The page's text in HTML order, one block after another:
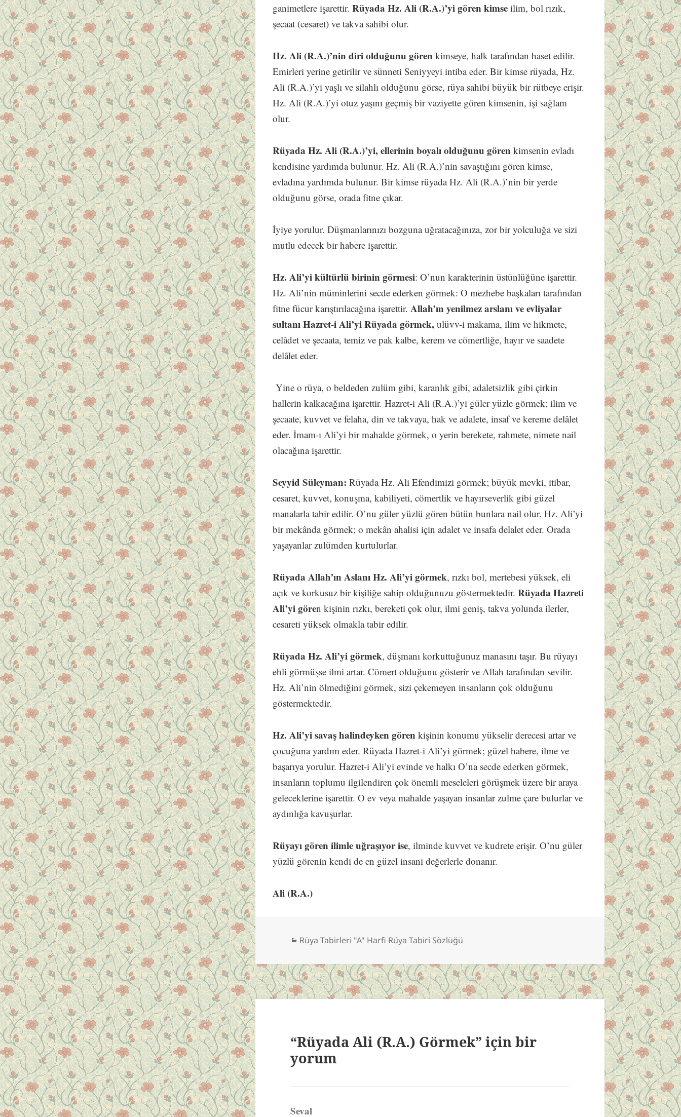
ganimetlere işarettir.Rüyada Hz. Ali (R.A.)’yi gören kimse ilim, bol rızık,
şecaat (cesaret) ve takva sahibi olur.
Hz. Ali (R.A.)’nin diri olduğunu gören kimseye, halk tarafından haset edilir.
Emirleri yerine getirilir ve sünneti Seniyyeyi intiba eder. Bir kimse rüyada, Hz.
Ali (R.A.)’yi yaşlı ve silahlı olduğunu görse, rüya sahibi büyük bir rütbeye erişir.
Hz. Ali (R.A.)’yi otuz yaşını geçmiş bir vaziyette gören kimsenin, işi sağlam
olur.
Rüyada Hz. Ali (R.A.)’yi, ellerinin boyalı olduğunu gören kimsenin evladı
kendisine yardımda bulunur. Hz. Ali (R.A.)’nin savaştığını gören kimse,
evladına yardımda bulunur. Bir kimse rüyada Hz. Ali (R.A.)’nin bir yerde
olduğunu görse, orada fitne çıkar.
İyiye yorulur. Düşmanlarınızı bozguna uğratacağınıza, zor bir yolculuğa ve sizi
mutlu edecek bir habere işarettir.
Hz. Ali’yi kültürlü birinin görmesi: O’nun karakterinin üstünlüğüne işarettir.
Hz. Ali’nin müminlerini secde ederken görmek: O mezhebe başkaları tarafından
fitne fücur karıştırılacağına işarettir. Allah’ın yenilmez arslanı ve evliyalar
sultanı Hazret-i Ali’yi Rüyada görmek, ulüvv-i makama, ilim ve hikmete,
celâdet ve şecaata, temiz ve pak kalbe, kerem ve cömertliğe, hayır ve saadete
delâlet eder.
Yine o rüya, o beldeden zulüm gibi, karanlık gibi, adaletsizlik gibi çirkin
hallerin kalkacağına işarettir. Hazret-i Ali (R.A.)’yi güler yüzle görmek; ilim ve
şecaate, kuvvet ve felaha, din ve takvaya, hak ve adalete, insaf ve kereme delâlet
eder. İmam-ı Ali’yi bir mahalde görmek, o yerin berekete, rahmete, nimete nail
olacağına işarettir.
Seyyid Süleyman: Rüyada Hz. Ali Efendimizi görmek; büyük mevki, itibar,
cesaret, kuvvet, konuşma, kabiliyeti, cömertlik ve hayırseverlik gibi güzel
manalarla tabir edilir. O’nu güler yüzlü gören bütün bunlara nail olur. Hz. Ali’yi
bir mekânda görmek; o mekân ahalisi için adalet ve insafa delalet eder. Orada
yaşayanlar zulümden kurtulurlar.
Rüyada Allah’ın Aslanı Hz. Ali’yi görmek, rızkı bol, mertebesi yüksek, eli
açık ve korkusuz bir kişiliğe sahip olduğunuzu göstermektedir.Rüyada Hazreti
Ali’yi gören kişinin rızkı, bereketi çok olur, ilmi geniş, takva yolunda ilerler,
cesareti yüksek olmakla tabir edilir.
Rüyada Hz. Ali’yi görmek, düşmanı korkuttuğunuz manasını taşır. Bu rüyayı
ehli görmüşse ilmi artar. Cömert olduğunu gösterir ve Allah tarafından sevilir.
Hz. Ali’nin ölmediğini görmek, sizi çekemeyen insanların çok olduğunu
göstermektedir.
Hz. Ali’yi savaş halindeyken görenkişinin konumu yükselir derecesi artar ve
çocuğuna yardım eder. Rüyada Hazret-i Ali’yi görmek; güzel habere, ilme ve
başarıya yorulur. Hazret-i Ali’yi evinde ve halkı O’na secde ederken görmek,
insanların toplumu ilgilendiren çok önemli meseleleri görüşmek üzere bir araya
geleceklerine işarettir. O ev veya mahalde yaşayan insanlar zulme çare bulurlar ve
aydınlığa kavuşurlar.
Rüyayı gören ilimle uğraşıyor ise, ilminde kuvvet ve kudrete erişir. O’nu güler
yüzlü görenin kendi de en güzel insani değerlerle donanır.
Ali (R.A.)
Kategoriler
Rüya Tabirleri "A" Harfi Rüya Tabiri Sözlüğü
“Rüyada Ali (R.A.) Görmek” için bir
yorum
Seval